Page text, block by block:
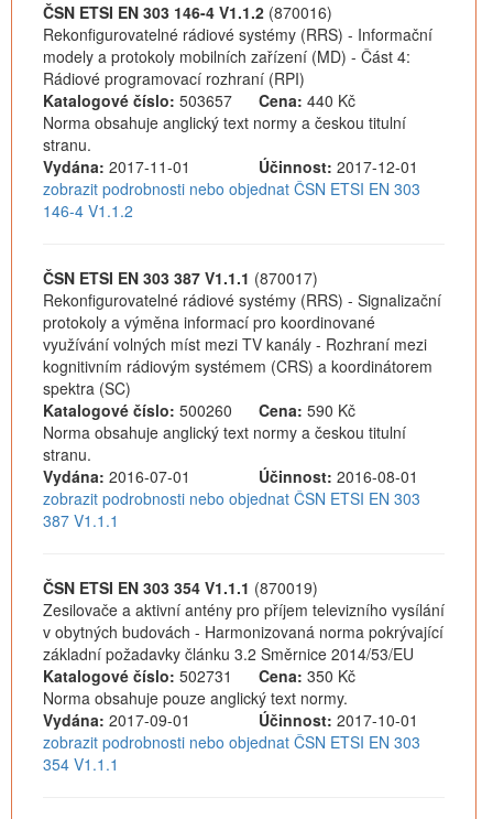
ČSN ETSI EN 303 146-4 V1.1.2 (870016)
Rekonfigurovatelné rádiové systémy (RRS) - Informační
modely a protokoly mobilních zařízení (MD) - Část 4:
Rádiové programovací rozhraní (RPI)
Katalogové číslo: 503657 Cena: 440 Kč
Norma obsahuje anglický text normy a českou titulní
stranu.
Vydána: 2017-11-01 Účinnost: 2017-12-01
zobrazit podrobnosti nebo objednat ČSN ETSI EN 303
146-4 V1.1.2
ČSN ETSI EN 303 387 V1.1.1 (870017)
Rekonfigurovatelné rádiové systémy (RRS) - Signalizační
protokoly a výměna informací pro koordinované
využívání volných míst mezi TV kanály - Rozhraní mezi
kognitivním rádiovým systémem (CRS) a koordinátorem
spektra (SC)
Katalogové číslo: 500260 Cena: 590 Kč
Norma obsahuje anglický text normy a českou titulní
stranu.
Vydána: 2016-07-01 Účinnost: 2016-08-01
zobrazit podrobnosti nebo objednat ČSN ETSI EN 303
387 V1.1.1
ČSN ETSI EN 303 354 V1.1.1 (870019)
Zesilovače a aktivní antény pro příjem televizního vysílání
v obytných budovách - Harmonizovaná norma pokrývající
základní požadavky článku 3.2 Směrnice 2014/53/EU
Katalogové číslo: 502731 Cena: 350 Kč
Norma obsahuje pouze anglický text normy.
Vydána: 2017-09-01 Účinnost: 2017-10-01
zobrazit podrobnosti nebo objednat ČSN ETSI EN 303
354 V1.1.1